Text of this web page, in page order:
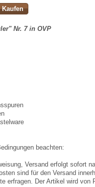
Kaufen
Nr. 7 in OVP
beachten:
Versand erfolgt sofort
sind für den Versand
erfragen. Der Artikel wird